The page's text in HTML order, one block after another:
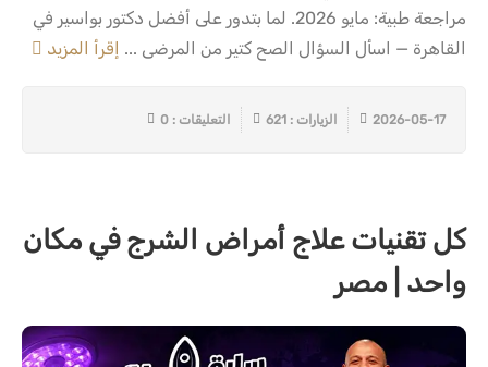
مراجعة طبية: مايو 2026. لما بتدور على أفضل دكتور بواسير في
القاهرة — اسأل السؤال الصح كتير من المرضى ... إقرأ المزيد
2026-05-17 الزيارات : 621 التعليقات : 0
كل تقنيات علاج أمراض الشرج في مكان
واحد | مصر